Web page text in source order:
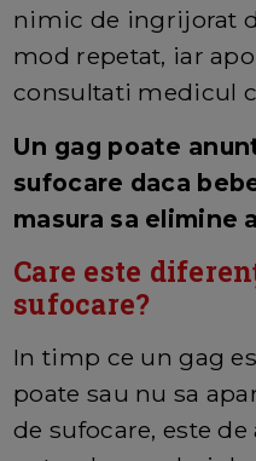
nimic de ingrijorat
mod repetat, iar
consultati medicul
Un gag poate
sufocare daca
masura sa elimine
Care este
sufocare?
In timp ce un gag
poate sau nu sa
de sufocare, este